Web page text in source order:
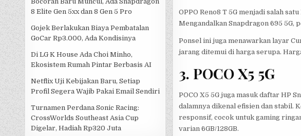
8 Elite Gen 5xx dan 8 Gen 5 Pro
Gojek Berlakukan Biaya Pembatalan
GoCar Rp3.000, Ada Kondisinya
Di LG K House Ada Choi Minho,
Ekosistem Rumah Pintar Berbasis AI
Netflix Uji Kebijakan Baru, Setiap
Profil Segera Wajib Pakai Email Sendiri
Turnamen Perdana Sonic Racing:
CrossWorlds Southeast Asia Cup
Digelar, Hadiah Rp320 Juta
OPPO Reno8 T 5G menjadi salah
Mengandalkan Snapdragon 695
Ponsel ini juga menawarkan layar
jarang ditemui di harga serupa.
3. POCO X5 5G
POCO X5 5G juga masuk daftar HP
dalamnya dikenal efisien dan stabil.
responsif, cocok untuk gaming
varian 6GB/128GB.